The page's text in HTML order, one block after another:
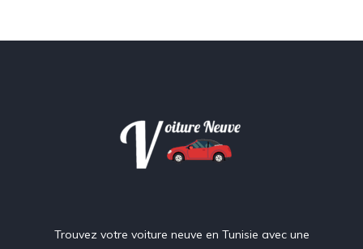
Trouvez votre voiture neuve en Tunisie avec une